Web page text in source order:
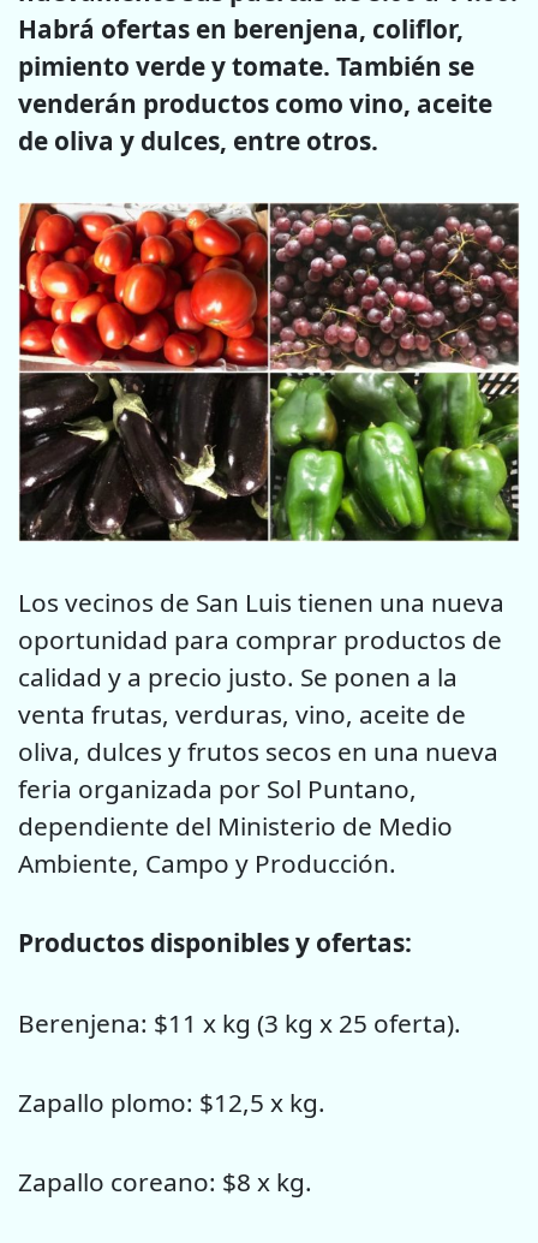
Habrá ofertas en berenjena, coliflor,
pimiento verde y tomate. También se
venderán productos como vino, aceite
de oliva y dulces, entre otros.
Los vecinos de San Luis tienen una nueva
oportunidad para comprar productos de
calidad y a precio justo. Se ponen a la
venta frutas, verduras, vino, aceite de
oliva, dulces y frutos secos en una nueva
feria organizada por Sol Puntano,
dependiente del Ministerio de Medio
Ambiente, Campo y Producción.
Productos disponibles y ofertas:
Berenjena: $11 x kg (3 kg x 25 oferta).
Zapallo plomo: $12,5 x kg.
Zapallo coreano: $8 x kg.